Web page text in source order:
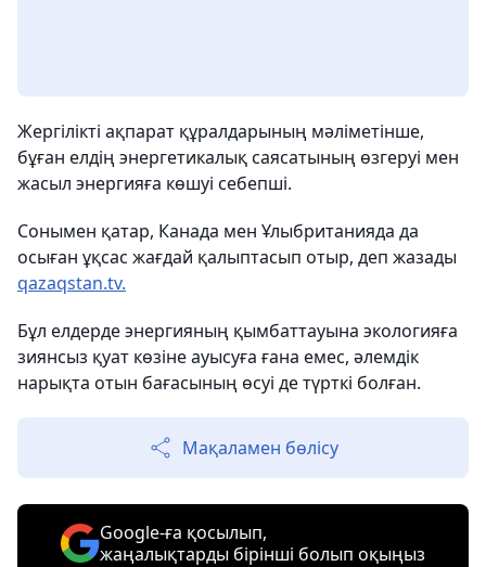
Жергілікті ақпарат құралдарының мәліметінше,
бұған елдің энергетикалық саясатының өзгеруі мен
жасыл энергияға көшуі себепші.
Сонымен қатар, Канада мен Ұлыбританияда да
осыған ұқсас жағдай қалыптасып отыр, деп жазады
qazaqstan.tv.
Бұл елдерде энергияның қымбаттауына экологияға
зиянсыз қуат көзіне ауысуға ғана емес, әлемдік
нарықта отын бағасының өсуі де түрткі болған.
Мақаламен бөлісу
Google-ға қосылып,
жаңалықтарды бірінші болып оқыңыз